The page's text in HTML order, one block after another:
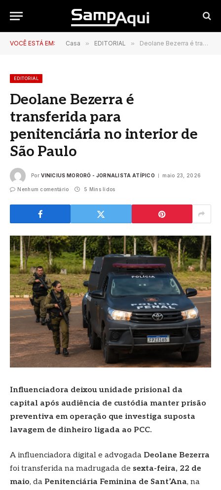
VOCÊ ESTÁ EM: Casa » EDITORIAL » Deolane Bezerra é transferida para penitenciária no interior de São Paulo
EDITORIAL
Deolane Bezerra é
transferida para
penitenciária no interior de
São Paulo
Por VINICIUS MORORÓ - JORNALISTA ATÍPICO maio 23, 2026
Nenhum comentário 5 Mins lidos
Influenciadora deixou unidade prisional da
capital após audiência de custódia manter prisão
preventiva em operação que investiga suposta
lavagem de dinheiro ligada ao PCC.
A influenciadora digital e advogada Deolane Bezerra
foi transferida na madrugada de sexta-feira, 22 de
maio, da Penitenciária Feminina de Sant’Ana, na